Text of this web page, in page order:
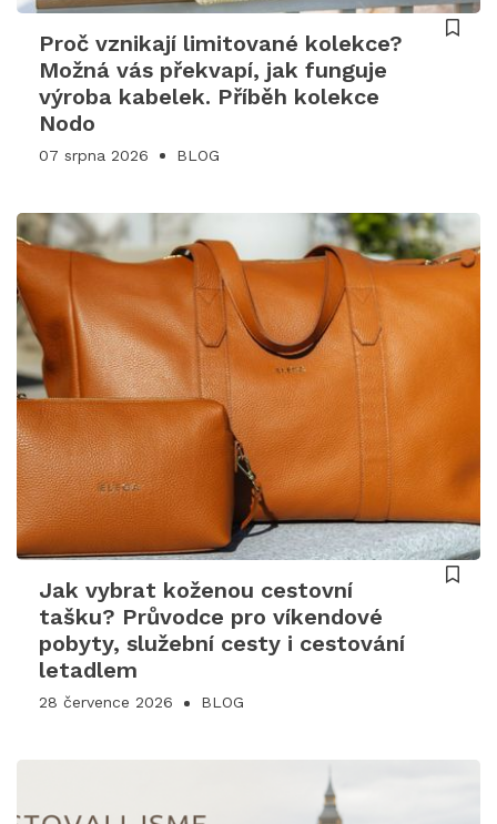
Proč vznikají limitované kolekce?
Možná vás překvapí, jak funguje
výroba kabelek. Příběh kolekce
Nodo
07 srpna 2026 BLOG
Jak vybrat koženou cestovní
tašku? Průvodce pro víkendové
pobyty, služební cesty i cestování
letadlem
28 července 2026 BLOG